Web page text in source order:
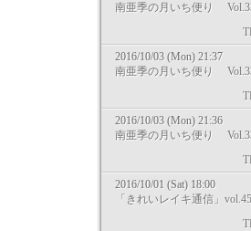
南亜季の月いち便り
2016/10/03 (Mon) 21:37
南亜季の月いち便り
2016/10/03 (Mon) 21:36
南亜季の月いち便り
2016/10/01 (Sat) 18:00
「きれいレイキ通信」vol.45